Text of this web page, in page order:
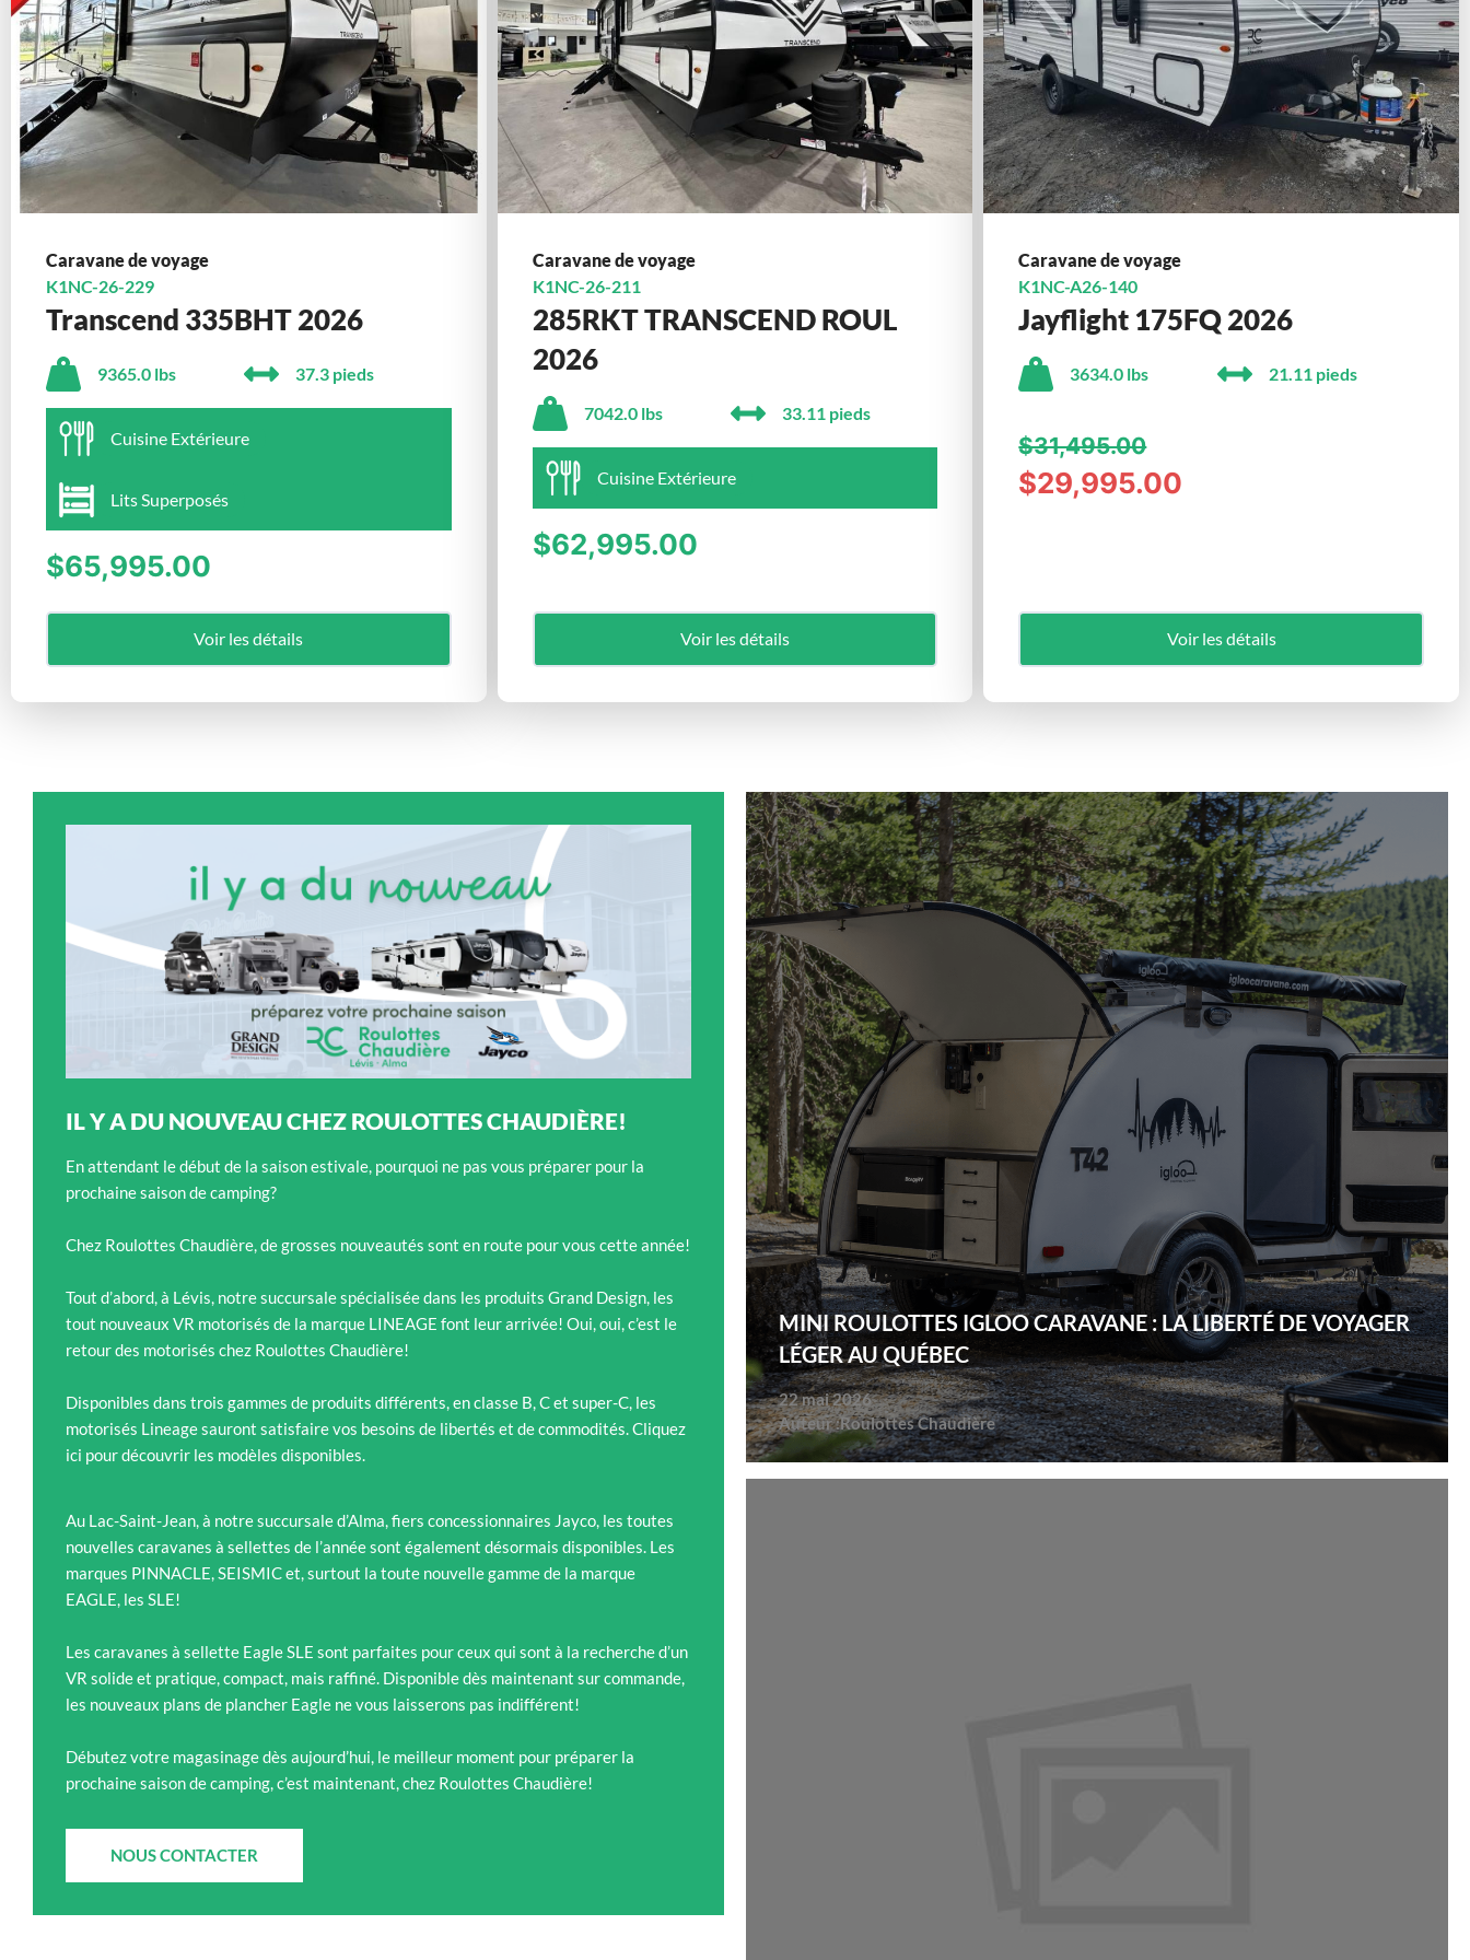
Caravane de voyage
K1NC-26-229
Transcend 335BHT 2026
9365.0 lbs 37.3 pieds
Cuisine Extérieure
Lits Superposés
$65,995.00
Voir les détails
Caravane de voyage
K1NC-26-211
285RKT TRANSCEND ROUL
2026
7042.0 lbs 33.11 pieds
Cuisine Extérieure
$62,995.00
Voir les détails
Caravane de voyage
K1NC-A26-140
Jayflight 175FQ 2026
3634.0 lbs 21.11 pieds
$31,495.00
$29,995.00
Voir les détails
IL Y A DU NOUVEAU CHEZ ROULOTTES CHAUDIÈRE!
En attendant le début de la saison estivale, pourquoi ne pas vous préparer pour la
prochaine saison de camping?
Chez Roulottes Chaudière, de grosses nouveautés sont en route pour vous cette année!
Tout d’abord, à Lévis, notre succursale spécialisée dans les produits Grand Design, les
tout nouveaux VR motorisés de la marque LINEAGE font leur arrivée! Oui, oui, c’est le
retour des motorisés chez Roulottes Chaudière!
Disponibles dans trois gammes de produits différents, en classe B, C et super-C, les
motorisés Lineage sauront satisfaire vos besoins de libertés et de commodités. Cliquez
ici pour découvrir les modèles disponibles.
Au Lac-Saint-Jean, à notre succursale d’Alma, fiers concessionnaires Jayco, les toutes
nouvelles caravanes à sellettes de l’année sont également désormais disponibles. Les
marques PINNACLE, SEISMIC et, surtout la toute nouvelle gamme de la marque
EAGLE, les SLE!
Les caravanes à sellette Eagle SLE sont parfaites pour ceux qui sont à la recherche d’un
VR solide et pratique, compact, mais raffiné. Disponible dès maintenant sur commande,
les nouveaux plans de plancher Eagle ne vous laisserons pas indifférent!
Débutez votre magasinage dès aujourd’hui, le meilleur moment pour préparer la
prochaine saison de camping, c’est maintenant, chez Roulottes Chaudière!
NOUS CONTACTER
MINI ROULOTTES IGLOO CARAVANE : LA LIBERTÉ DE VOYAGER
LÉGER AU QUÉBEC
22 mai 2026
Auteur :Roulottes Chaudière